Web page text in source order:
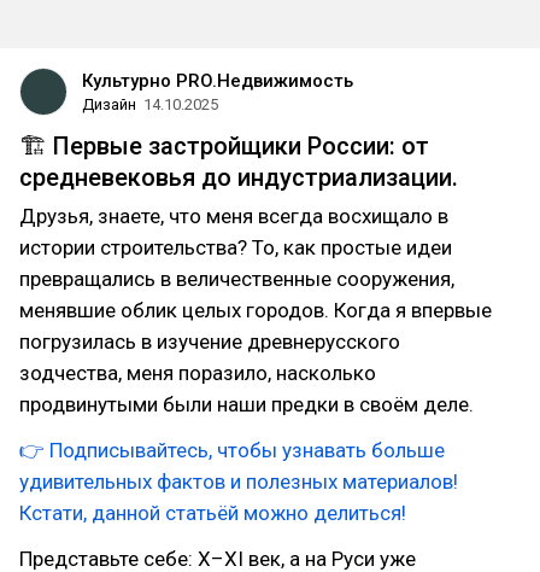
Культурно PRO.Недвижимость
Дизайн 14.10.2025
🏗 Первые застройщики России: от
средневековья до индустриализации.
Друзья, знаете, что меня всегда восхищало в
истории строительства? То, как простые идеи
превращались в величественные сооружения,
менявшие облик целых городов. Когда я впервые
погрузилась в изучение древнерусского
зодчества, меня поразило, насколько
продвинутыми были наши предки в своём деле.
👉 Подписывайтесь, чтобы узнавать больше
удивительных фактов и полезных материалов!
Кстати, данной статьёй можно делиться!
Представьте себе: X–XI век, а на Руси уже